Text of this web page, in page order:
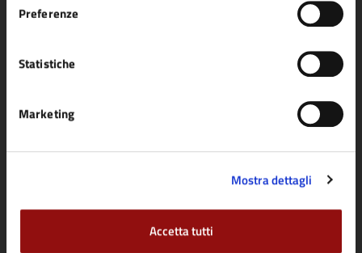
Preferenze
Statistiche
Marketing
Mostra dettagli
Accetta tutti
Uffici